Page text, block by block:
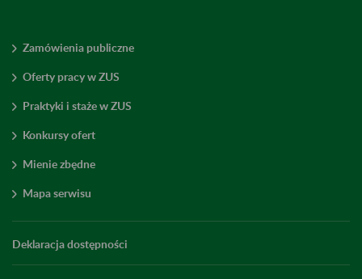
Zamówienia publiczne
Oferty pracy w ZUS
Praktyki i staże w ZUS
Konkursy ofert
Mienie zbędne
Mapa serwisu
Deklaracja dostępności